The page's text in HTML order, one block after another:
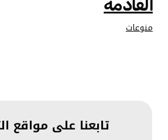
منوعات
تابعنا على مواقع